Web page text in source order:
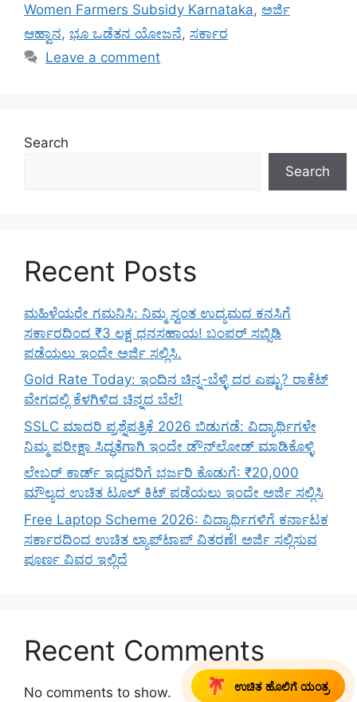
ಉಚಿತ ಹೊಲಿಗೆ ಯಂತ್ರ
Women Farmers Subsidy Karnataka, ಅರ್ಜಿ
ಆಹ್ವಾನ, ಭೂ ಒಡೆತನ ಯೋಜನೆ, ಸರ್ಕಾರ
Leave a comment
Search
Search
Recent Posts
ಮಹಿಳೆಯರೇ ಗಮನಿಸಿ: ನಿಮ್ಮ ಸ್ವಂತ ಉದ್ಯಮದ ಕನಸಿಗೆ
ಸರ್ಕಾರದಿಂದ ₹3 ಲಕ್ಷ ಧನಸಹಾಯ! ಬಂಪರ್ ಸಬ್ಸಿಡಿ
ಪಡೆಯಲು ಇಂದೇ ಅರ್ಜಿ ಸಲ್ಲಿಸಿ.
Gold Rate Today: ಇಂದಿನ ಚಿನ್ನ-ಬೆಳ್ಳಿ ದರ ಎಷ್ಟು? ರಾಕೆಟ್
ವೇಗದಲ್ಲಿ ಕೆಳಗಿಳಿದ ಚಿನ್ನದ ಬೆಲೆ!
SSLC ಮಾದರಿ ಪ್ರಶ್ನೆಪತ್ರಿಕೆ 2026 ಬಿಡುಗಡೆ: ವಿದ್ಯಾರ್ಥಿಗಳೇ
ನಿಮ್ಮ ಪರೀಕ್ಷಾ ಸಿದ್ಧತೆಗಾಗಿ ಇಂದೇ ಡೌನ್‌ಲೋಡ್ ಮಾಡಿಕೊಳ್ಳಿ
ಲೇಬರ್ ಕಾರ್ಡ್ ಇದ್ದವರಿಗೆ ಭರ್ಜರಿ ಕೊಡುಗೆ: ₹20,000
ಮೌಲ್ಯದ ಉಚಿತ ಟೂಲ್ ಕಿಟ್ ಪಡೆಯಲು ಇಂದೇ ಅರ್ಜಿ ಸಲ್ಲಿಸಿ
Free Laptop Scheme 2026: ವಿದ್ಯಾರ್ಥಿಗಳಿಗೆ ಕರ್ನಾಟಕ
ಸರ್ಕಾರದಿಂದ ಉಚಿತ ಲ್ಯಾಪ್‌ಟಾಪ್ ವಿತರಣೆ! ಅರ್ಜಿ ಸಲ್ಲಿಸುವ
ಪೂರ್ಣ ವಿವರ ಇಲ್ಲಿದೆ
Recent Comments
No comments to show.